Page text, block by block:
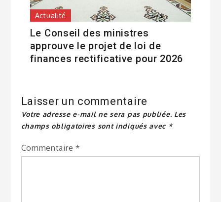
Actualité
Le Conseil des ministres
approuve le projet de loi de
finances rectificative pour 2026
Laisser un commentaire
Votre adresse e-mail ne sera pas publiée. Les
champs obligatoires sont indiqués avec *
Commentaire *